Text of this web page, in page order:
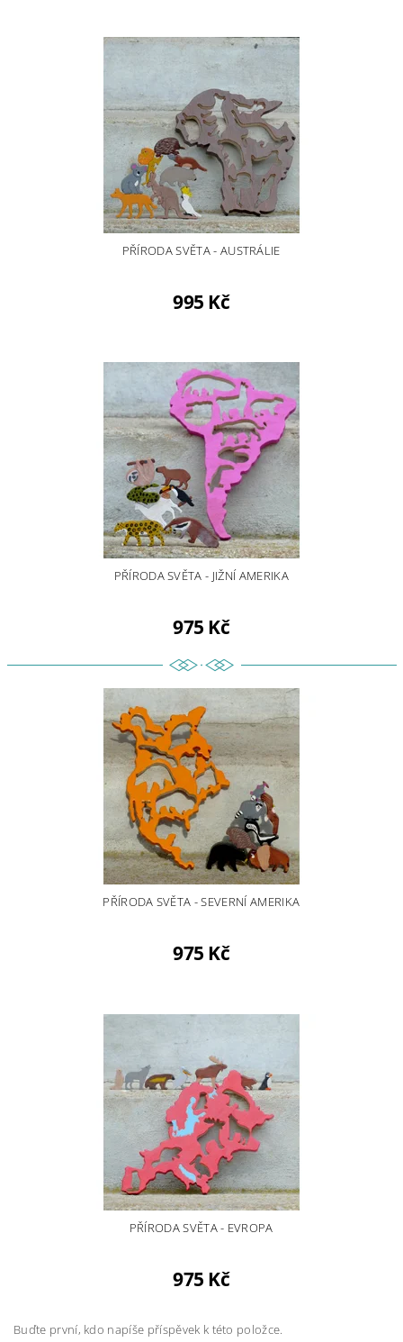
PŘÍRODA SVĚTA - AUSTRÁLIE
995 Kč
PŘÍRODA SVĚTA - JIŽNÍ AMERIKA
975 Kč
PŘÍRODA SVĚTA - SEVERNÍ AMERIKA
975 Kč
PŘÍRODA SVĚTA - EVROPA
975 Kč
Buďte první, kdo napíše příspěvek k této položce.